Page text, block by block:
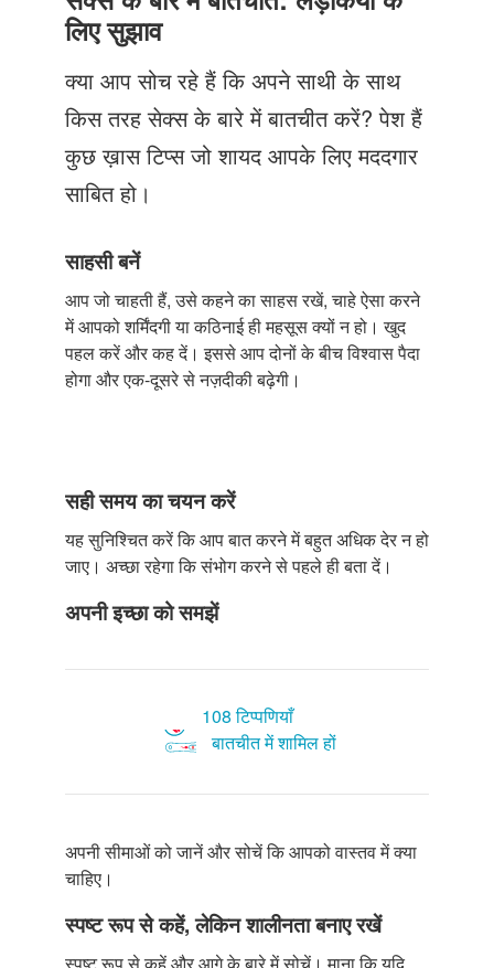
Just Poocho
लिए सुझाव
क्या आप सोच रहे हैं कि अपने साथी के साथ
किस तरह सेक्स के बारे में बातचीत करें? पेश हैं
कुछ ख़ास टिप्स जो शायद आपके लिए मददगार
साबित हो।
साहसी बनें
आप जो चाहती हैं, उसे कहने का साहस रखें, चाहे ऐसा करने
में आपको शर्मिंदगी या कठिनाई ही महसूस क्यों न हो। खुद
पहल करें और कह दें। इससे आप दोनों के बीच विश्वास पैदा
होगा और एक-दूसरे से नज़दीकी बढ़ेगी।
सही समय का चयन करें
यह सुनिश्चित करें कि आप बात करने में बहुत अधिक देर न हो
जाए। अच्छा रहेगा कि संभोग करने से पहले ही बता दें।
अपनी इच्छा को समझें
108 टिप्पणियाँ
बातचीत में शामिल हों
अपनी सीमाओं को जानें और सोचें कि आपको वास्तव में क्या
चाहिए।
स्पष्ट रूप से कहें, लेकिन शालीनता बनाए रखें
स्पष्ट रूप से कहें और आगे के बारे में सोचें। माना कि यदि